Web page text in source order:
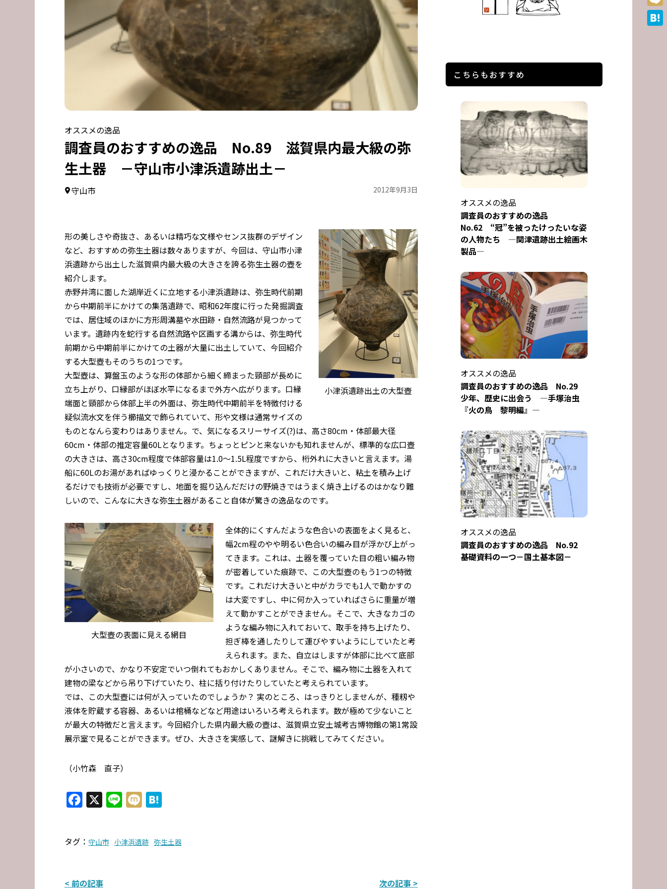
オススメの逸品
調査員のおすすめの逸品 No.89 滋賀県内最大級の弥
生土器 －守山市小津浜遺跡出土－
守山市 2012年9月3日
小津浜遺跡出土の大型壺
形の美しさや奇抜さ、あるいは精巧な文様やセンス抜群のデザイン
など、おすすめの弥生土器は数々ありますが、今回は、守山市小津
浜遺跡から出土した滋賀県内最大級の大きさを誇る弥生土器の壺を
紹介します。
赤野井湾に面した湖岸近くに立地する小津浜遺跡は、弥生時代前期
から中期前半にかけての集落遺跡で、昭和62年度に行った発掘調査
では、居住域のほかに方形周溝墓や水田跡・自然流路が見つかって
います。遺跡内を蛇行する自然流路や区画する溝からは、弥生時代
前期から中期前半にかけての土器が大量に出土していて、今回紹介
する大型壺もそのうちの1つです。
大型壺は、算盤玉のような形の体部から細く締まった頸部が長めに
立ち上がり、口縁部がほぼ水平になるまで外方へ広がります。口縁
端面と頸部から体部上半の外面は、弥生時代中期前半を特徴付ける
疑似流水文を伴う櫛描文で飾られていて、形や文様は通常サイズの
ものとなんら変わりはありません。で、気になるスリーサイズ(?)は、高さ80cm・体部最大径
60cm・体部の推定容量60Lとなります。ちょっとピンと来ないかも知れませんが、標準的な広口壺
の大きさは、高さ30cm程度で体部容量は1.0～1.5L程度ですから、桁外れに大きいと言えます。湯
船に60Lのお湯があればゆっくりと浸かることができますが、これだけ大きいと、粘土を積み上げ
るだけでも技術が必要ですし、地面を掘り込んだだけの野焼きではうまく焼き上げるのはかなり難
しいので、こんなに大きな弥生土器があること自体が驚きの逸品なのです。
大型壺の表面に見える網目
全体的にくすんだような色合いの表面をよく見ると、
幅2cm程のやや明るい色合いの編み目が浮かび上がっ
てきます。これは、土器を覆っていた目の粗い編み物
が密着していた痕跡で、この大型壺のもう1つの特徴
です。これだけ大きいと中がカラでも1人で動かすの
は大変ですし、中に何か入っていればさらに重量が増
えて動かすことができません。そこで、大きなカゴの
ような編み物に入れておいて、取手を持ち上げたり、
担ぎ棒を通したりして運びやすいようにしていたと考
えられます。また、自立はしますが体部に比べて底部
が小さいので、かなり不安定でいつ倒れてもおかしくありません。そこで、編み物に土器を入れて
建物の梁などから吊り下げていたり、柱に括り付けたりしていたと考えられています。
では、この大型壺には何が入っていたのでしょうか？ 実のところ、はっきりとしませんが、種籾や
液体を貯蔵する容器、あるいは棺桶などなど用途はいろいろ考えられます。数が極めて少ないこと
が最大の特徴だと言えます。今回紹介した県内最大級の壺は、滋賀県立安土城考古博物館の第1常設
展示室で見ることができます。ぜひ、大きさを実感して、謎解きに挑戦してみてください。
（小竹森 直子）
Facebook
X LineMixi
タグ： 守山市 小津浜遺跡 弥生土器
投
< 前の記事 次の記事 >
こちらもおすすめ
オススメの逸品
調査員のおすすめの逸品
No.62 “冠”を被ったけったいな姿
の人物たち ―関津遺跡出土絵画木
製品―
オススメの逸品
調査員のおすすめの逸品 No.29
少年、歴史に出会う ―手塚治虫
『火の鳥 黎明編』―
オススメの逸品
調査員のおすすめの逸品 No.92
基礎資料の一つ－国土基本図－
Mixi